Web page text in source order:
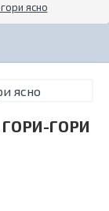
ясно
ГОРИ